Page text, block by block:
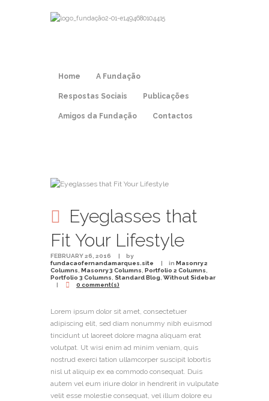
Home A Fundação
Respostas Sociais Publicações
Amigos da Fundação Contactos
Eyeglasses that
Fit Your Lifestyle
FEBRUARY 26, 2016
by
fundacaofernandamarques.site
in Masonry 2
Columns, Masonry 3 Columns, Portfolio 2 Columns,
Portfolio 3 Columns, Standard Blog, Without Sidebar
0 comment(s)
Lorem ipsum dolor sit amet, consectetuer
adipiscing elit, sed diam nonummy nibh euismod
tincidunt ut laoreet dolore magna aliquam erat
volutpat. Ut wisi enim ad minim veniam, quis
nostrud exerci tation ullamcorper suscipit lobortis
nisl ut aliquip ex ea commodo consequat. Duis
autem vel eum iriure dolor in hendrerit in vulputate
velit esse molestie consequat, vel illum dolore eu